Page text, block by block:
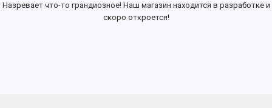
Назревает что-то грандиозное! Наш магазин находится в разработке и
скоро откроется!